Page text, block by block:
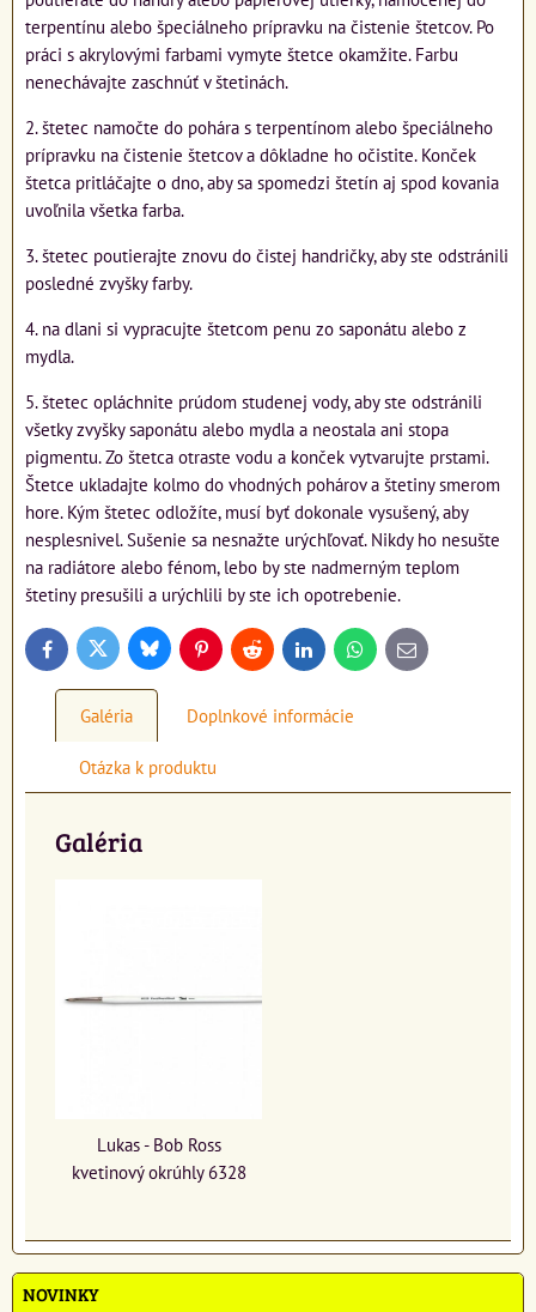
terpentínu alebo špeciálneho prípravku na čistenie štetcov. Po
práci s akrylovými farbami vymyte štetce okamžite. Farbu
nenechávajte zaschnúť v štetinách.
2. štetec namočte do pohára s terpentínom alebo špeciálneho
prípravku na čistenie štetcov a dôkladne ho očistite. Konček
štetca pritláčajte o dno, aby sa spomedzi štetín aj spod kovania
uvoľnila všetka farba.
3. štetec poutierajte znovu do čistej handričky, aby ste odstránili
posledné zvyšky farby.
4. na dlani si vypracujte štetcom penu zo saponátu alebo z
mydla.
5. štetec opláchnite prúdom studenej vody, aby ste odstránili
všetky zvyšky saponátu alebo mydla a neostala ani stopa
pigmentu. Zo štetca otraste vodu a konček vytvarujte prstami.
Štetce ukladajte kolmo do vhodných pohárov a štetiny smerom
hore. Kým štetec odložíte, musí byť dokonale vysušený, aby
nesplesnivel. Sušenie sa nesnažte urýchľovať. Nikdy ho nesušte
na radiátore alebo fénom, lebo by ste nadmerným teplom
štetiny presušili a urýchlili by ste ich opotrebenie.
FacebookTwitter BlueskyPinterestReddit LinkedInWhatsApp
E-
mail
Galéria Doplnkové informácie
Otázka k produktu
Galéria
Lukas - Bob Ross
kvetinový okrúhly 6328
NOVINKY